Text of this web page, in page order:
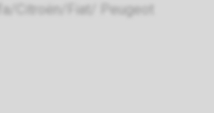
Citroën/Fiat/ Peugeot